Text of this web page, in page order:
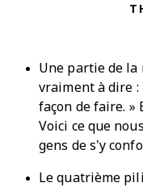
Une partie de
vraiment à dire :
façon de faire. »
Voici ce que
gens de s’y
Le quatrième